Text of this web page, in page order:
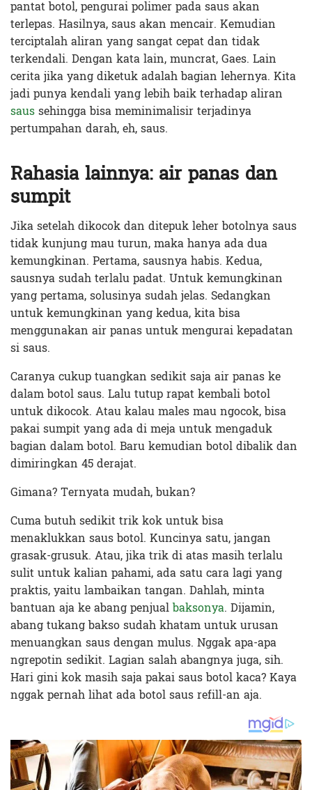
pantat botol, pengurai polimer pada saus akan
terlepas. Hasilnya, saus akan mencair. Kemudian
terciptalah aliran yang sangat cepat dan tidak
terkendali. Dengan kata lain, muncrat, Gaes. Lain
cerita jika yang diketuk adalah bagian lehernya. Kita
jadi punya kendali yang lebih baik terhadap aliran
saussehingga bisa meminimalisir terjadinya
pertumpahan darah, eh, saus.
Rahasia lainnya: air panas dan
sumpit
Jika setelah dikocok dan ditepuk leher botolnya saus
tidak kunjung mau turun, maka hanya ada dua
kemungkinan. Pertama, sausnya habis. Kedua,
sausnya sudah terlalu padat. Untuk kemungkinan
yang pertama, solusinya sudah jelas. Sedangkan
untuk kemungkinan yang kedua, kita bisa
menggunakan air panas untuk mengurai kepadatan
si saus.
Caranya cukup tuangkan sedikit saja air panas ke
dalam botol saus. Lalu tutup rapat kembali botol
untuk dikocok. Atau kalau males mau ngocok, bisa
pakai sumpit yang ada di meja untuk mengaduk
bagian dalam botol. Baru kemudian botol dibalik dan
dimiringkan 45 derajat.
Gimana? Ternyata mudah, bukan?
Cuma butuh sedikit trik kok untuk bisa
menaklukkan saus botol. Kuncinya satu, jangan
grasak-grusuk. Atau, jika trik di atas masih terlalu
sulit untuk kalian pahami, ada satu cara lagi yang
praktis, yaitu lambaikan tangan. Dahlah, minta
bantuan aja ke abang penjualbaksonya. Dijamin,
abang tukang bakso sudah khatam untuk urusan
menuangkan saus dengan mulus. Nggak apa-apa
ngrepotin sedikit. Lagian salah abangnya juga, sih.
Hari gini kok masih saja pakai saus botol kaca? Kaya
nggak pernah lihat ada botol saus refill-an aja.